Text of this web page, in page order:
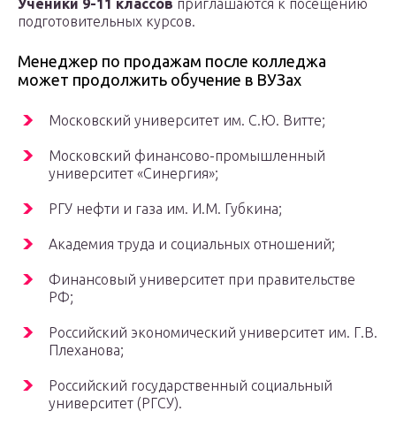
Ученики 9-11 классов приглашаются к посещению
подготовительных курсов.
Менеджер по продажам после колледжа
может продолжить обучение в ВУЗах
Московский университет им. С.Ю. Витте;
Московский финансово-промышленный
университет «Синергия»;
РГУ нефти и газа им. И.М. Губкина;
Академия труда и социальных отношений;
Финансовый университет при правительстве
РФ;
Российский экономический университет им. Г.В.
Плеханова;
Российский государственный социальный
университет (РГСУ).